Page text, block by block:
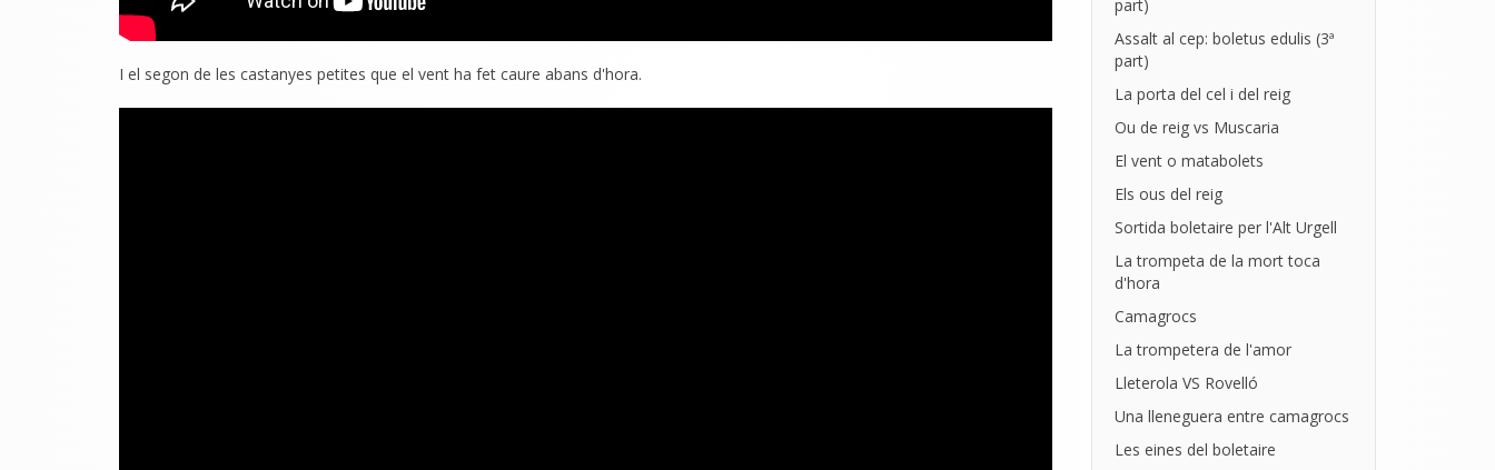
I el segon de les castanyes petites que el vent ha fet caure abans d'hora.
part)
Assalt al cep: boletus edulis (3ª
part)
La porta del cel i del reig
Ou de reig vs Muscaria
El vent o matabolets
Els ous del reig
Sortida boletaire per l'Alt Urgell
La trompeta de la mort toca
d'hora
Camagrocs
La trompetera de l'amor
Lleterola VS Rovelló
Una lleneguera entre camagrocs
Les eines del boletaire